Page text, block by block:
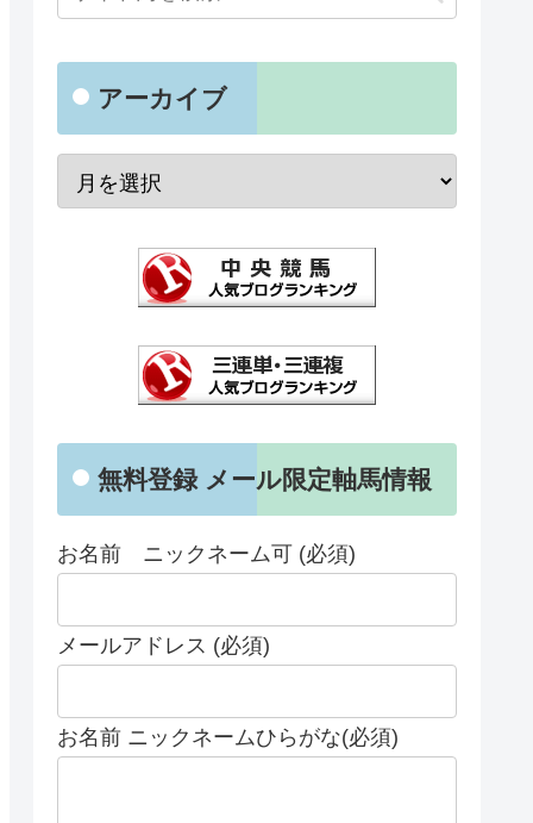
アーカイブ
無料登録 メール限定軸馬情報
お名前 ニックネーム可 (必須)
メールアドレス (必須)
お名前 ニックネームひらがな(必須)